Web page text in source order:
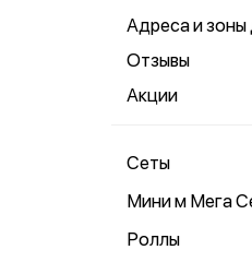
Адреса и зоны
Отзывы
Акции
Сеты
Мини м Мега
Роллы